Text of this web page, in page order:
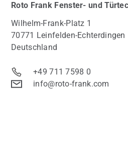
Roto Frank Fenster- und
Wilhelm-Frank-Platz 1
70771 Leinfelden-Echterdingen
Deutschland
+49 711 7598 0
info@roto-frank.com